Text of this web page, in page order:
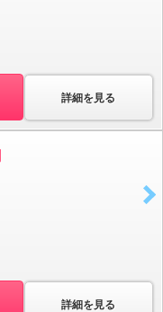
詳細を見る
詳細を見る